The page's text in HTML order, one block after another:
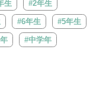
生 #2年生
#6年生 #5年生
#中学年